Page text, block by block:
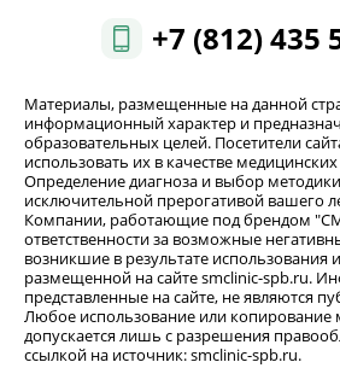
+7 (812) 435
Материалы, размещенные на данной
информационный характер и
образовательных целей. Посетители
использовать их в качестве
Определение диагноза и выбор
исключительной прерогативой вашего
Компании, работающие под брендом
ответственности за возможные
возникшие в результате
размещенной на сайте smclinic-spb.ru.
представленные на сайте, не являются
Любое использование или копирование
допускается лишь с разрешения
ссылкой на источник: smclinic-spb.ru.